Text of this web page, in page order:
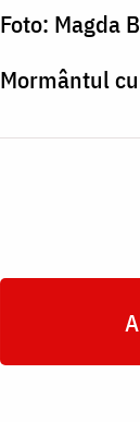
Foto: Magda
Mormântul